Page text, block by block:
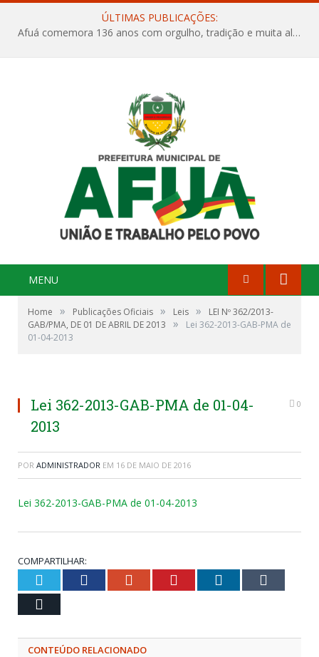
ÚLTIMAS PUBLICAÇÕES:
Afuá comemora 136 anos com orgulho, tradição e muita alegria na Quadra Dr. Nelson Salomão
MENU
Home » Publicações Oficiais » Leis »
LEI Nº 362/2013-
GAB/PMA, DE 01 DE ABRIL DE 2013
»
Lei 362-2013-GAB-PMA de
01-04-2013
Lei 362-2013-GAB-PMA de 01-04-
2013
0
POR ADMINISTRADOR EM 16 DE MAIO DE 2016
Lei 362-2013-GAB-PMA de 01-04-2013
COMPARTILHAR:
Twitter Facebook Google+ Pinterest LinkedIn
CONTEÚDO RELACIONADO